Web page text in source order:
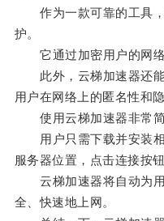
作为一款可靠的工具，
护。
它通过加密用户的网络
此外，云梯加速器还能
用户在网络上的匿名性和隐
使用云梯加速器非常简
用户只需下载并安装相
服务器位置，点击连接按钮
云梯加速器将自动为用
全、快速地上网。